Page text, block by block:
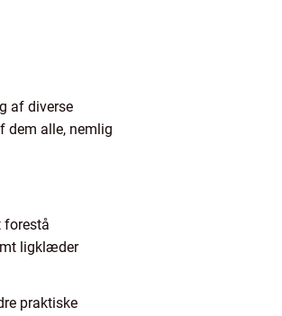
af diverse
dem alle, nemlig
forestå
ligklæder
praktiske